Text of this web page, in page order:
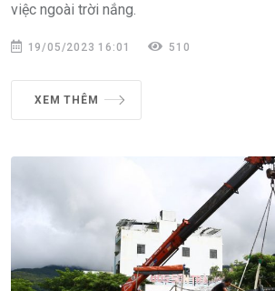
việc ngoài trời nắng.
19/05/2023 16:01 510
XEM THÊM